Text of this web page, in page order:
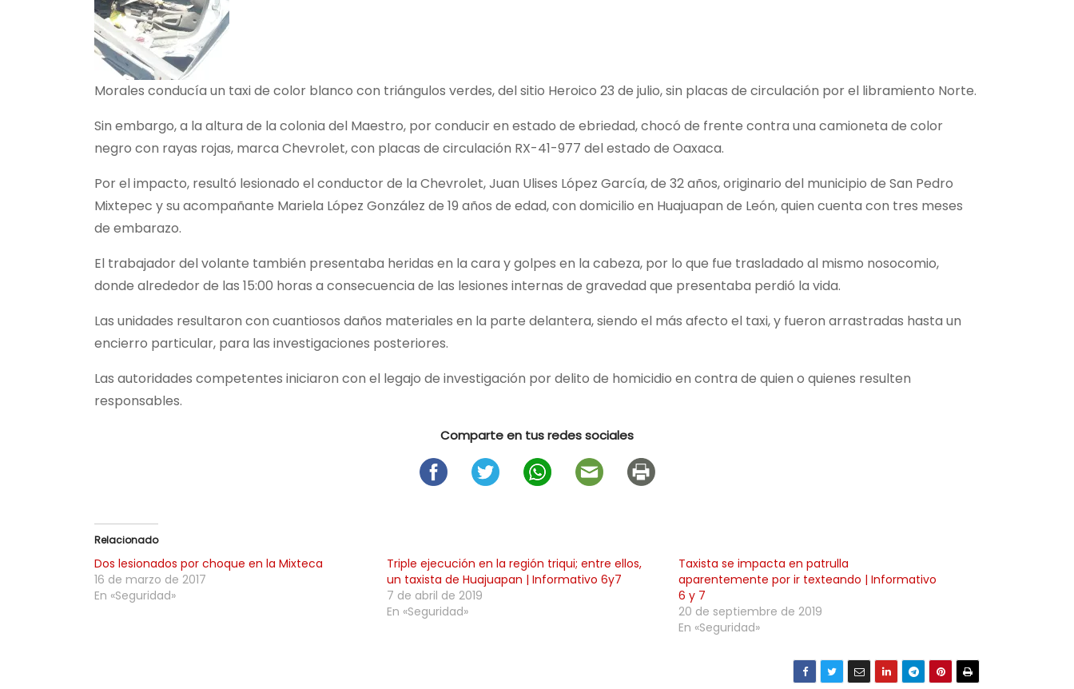
Morales conducía un taxi de color blanco con triángulos verdes, del sitio Heroico 23 de julio, sin placas de circulación por el libramiento Norte.
Sin embargo, a la altura de la colonia del Maestro, por conducir en estado de ebriedad, chocó de frente contra una camioneta de color
negro con rayas rojas, marca Chevrolet, con placas de circulación RX-41-977 del estado de Oaxaca.
Por el impacto, resultó lesionado el conductor de la Chevrolet, Juan Ulises López García, de 32 años, originario del municipio de San Pedro
Mixtepec y su acompañante Mariela López González de 19 años de edad, con domicilio en Huajuapan de León, quien cuenta con tres meses
de embarazo.
El trabajador del volante también presentaba heridas en la cara y golpes en la cabeza, por lo que fue trasladado al mismo nosocomio,
donde alrededor de las 15:00 horas a consecuencia de las lesiones internas de gravedad que presentaba perdió la vida.
Las unidades resultaron con cuantiosos daños materiales en la parte delantera, siendo el más afecto el taxi, y fueron arrastradas hasta un
encierro particular, para las investigaciones posteriores.
Las autoridades competentes iniciaron con el legajo de investigación por delito de homicidio en contra de quien o quienes resulten
responsables.
Comparte en tus redes sociales
Relacionado
Dos lesionados por choque en la Mixteca
16 de marzo de 2017
En «Seguridad»
Triple ejecución en la región triqui; entre ellos,
un taxista de Huajuapan | Informativo 6y7
7 de abril de 2019
En «Seguridad»
Taxista se impacta en patrulla
aparentemente por ir texteando | Informativo
6 y 7
20 de septiembre de 2019
En «Seguridad»